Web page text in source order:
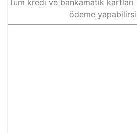
Tüm kredi ve bankamatik
ödeme